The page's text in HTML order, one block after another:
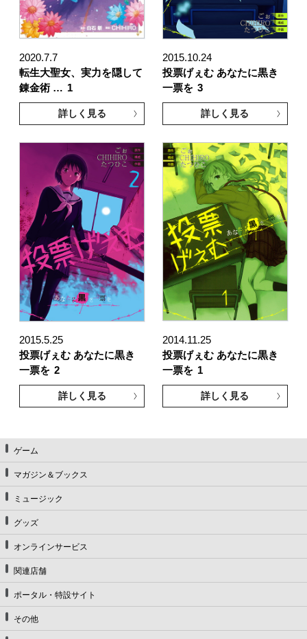
2020.7.7
転生大聖女、実力を隠して
錬金術 … 1
詳しく見る
2015.10.24
投票げぇむ あなたに黒き
一票を 3
詳しく見る
2015.5.25
投票げぇむ あなたに黒き
一票を 2
詳しく見る
2014.11.25
投票げぇむ あなたに黒き
一票を 1
詳しく見る
ゲーム
マガジン＆ブックス
ミュージック
グッズ
オンラインサービス
関連店舗
ポータル・特設サイト
その他